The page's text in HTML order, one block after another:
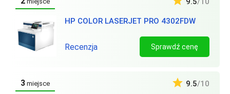
HP COLOR LASERJET PRO 4302FDW
Recenzja Sprawdź cenę
3 miejsce 9.5/10